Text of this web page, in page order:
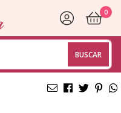
BUSCAR
0